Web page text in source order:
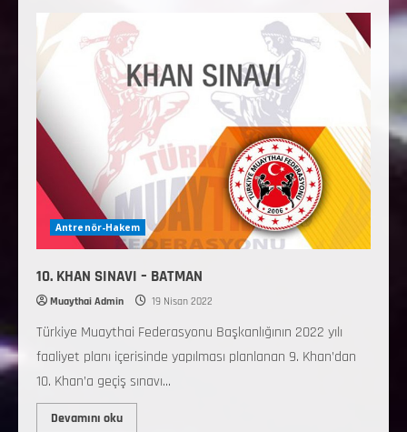
Antrenör-Hakem
10. KHAN SINAVI – BATMAN
Muaythai Admin 19 Nisan 2022
Türkiye Muaythai Federasyonu Başkanlığının 2022 yılı
faaliyet planı içerisinde yapılması planlanan 9. Khan’dan
10. Khan’a geçiş sınavı...
Devamını oku